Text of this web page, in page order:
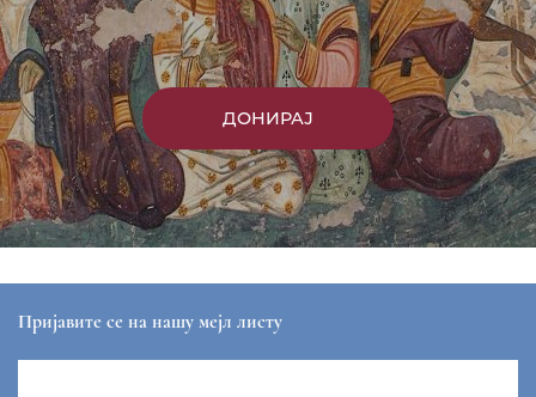
Вести
Епархија
Саопштења
Парохије
Преносимо
Контакт
МЕТОХИЈСКА